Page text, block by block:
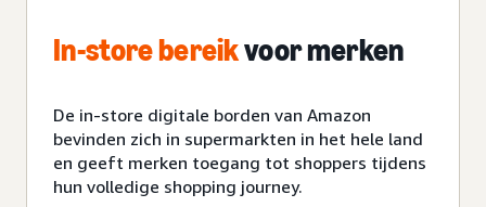
In-store bereikvoor merken
De in-store digitale borden van Amazon
bevinden zich in supermarkten in het hele land
en geeft merken toegang tot shoppers tijdens
hun volledige shopping journey.